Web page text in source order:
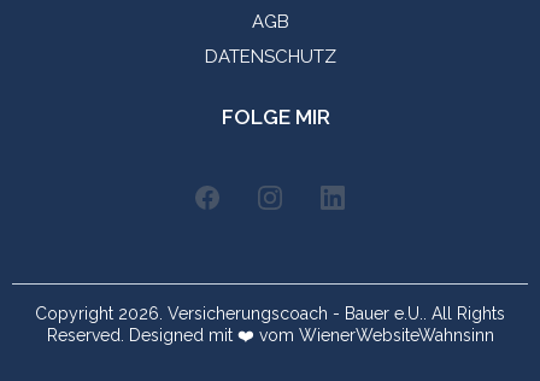
AGB
DATENSCHUTZ
FOLGE MIR
Copyright 2026. Versicherungscoach - Bauer e.U.. All Rights
Reserved. Designed mit ❤️ vom WienerWebsiteWahnsinn